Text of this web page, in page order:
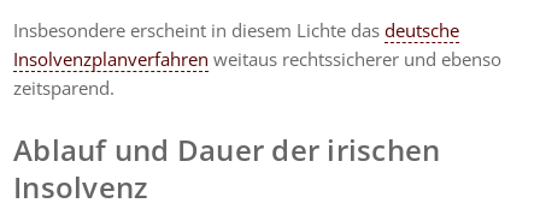
Insbesondere erscheint in diesem Lichte dasdeutsche
Insolvenzplanverfahren weitaus rechtssicherer und ebenso
zeitsparend.
Ablauf und Dauer der irischen
Insolvenz